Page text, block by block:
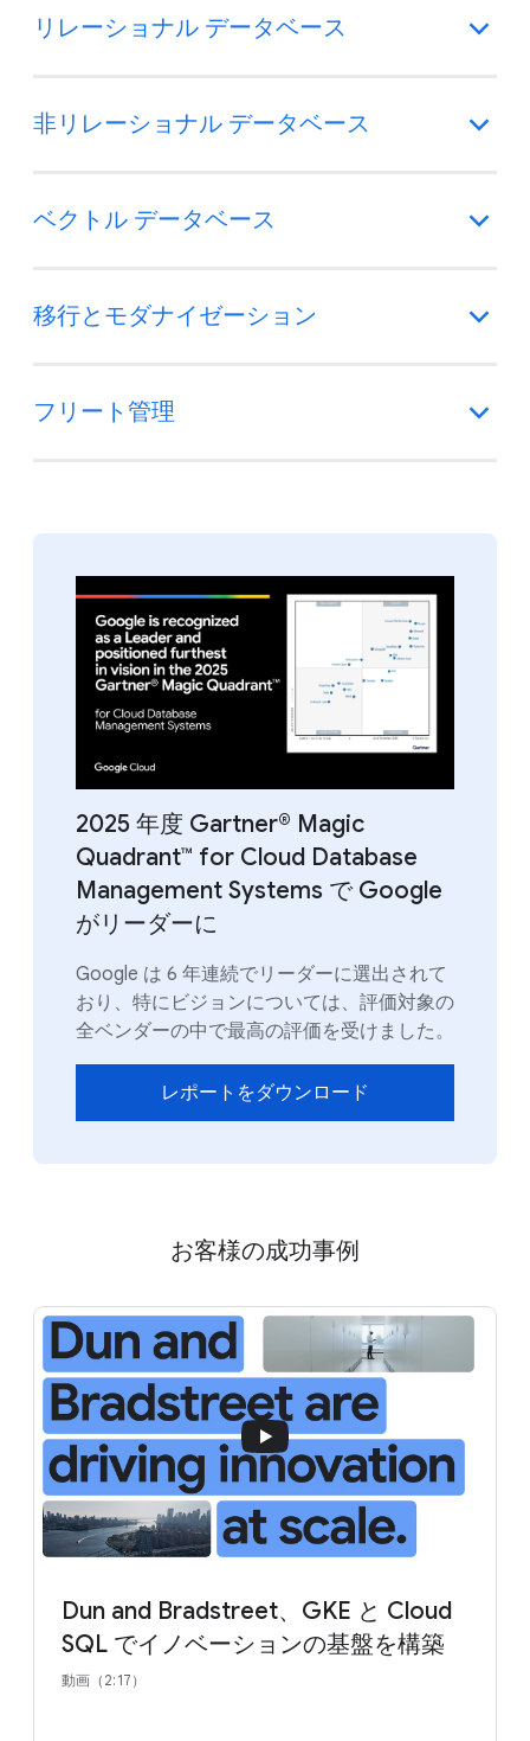
リレーショナル データベース
非リレーショナル データベース
ベクトル データベース
移行とモダナイゼーション
フリート管理
2025 年度 Gartner® Magic
Quadrant™ for Cloud Database
Management Systems で Google
がリーダーに
Google は 6 年連続でリーダーに選出されて
おり、特にビジョンについては、評価対象の
全ベンダーの中で最高の評価を受けました。
レポートをダウンロード
お客様の成功事例
Dun and Bradstreet、GKE と Cloud
SQL でイノベーションの基盤を構築
動画（2:17）